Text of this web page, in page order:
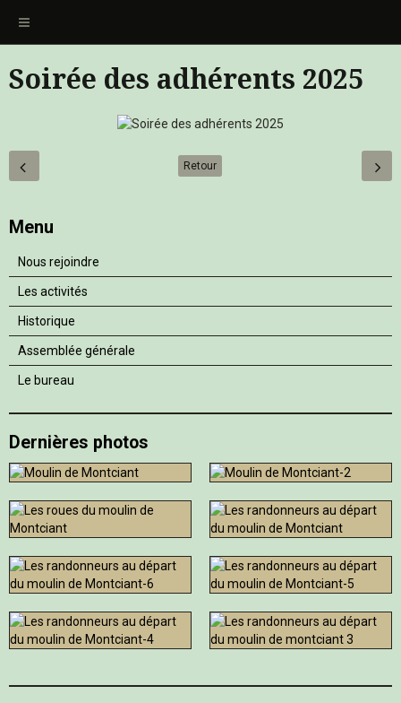
Soirée des adhérents 2025
Retour
Menu
Nous rejoindre
Les activités
Historique
Assemblée générale
Le bureau
Dernières photos